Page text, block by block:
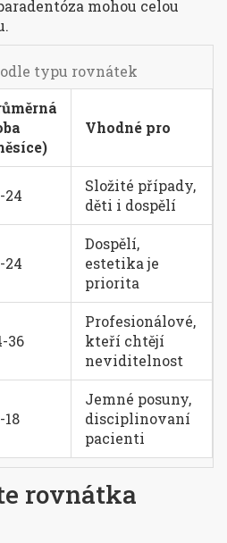
mohou celou
typu rovnátek
Vhodné pro
24
Složité případy,
děti i dospělí
24
Dospělí,
estetika je
priorita
36
Profesionálové,
kteří chtějí
neviditelnost
18
Jemné posuny,
disciplinovaní
pacienti
rovnátka